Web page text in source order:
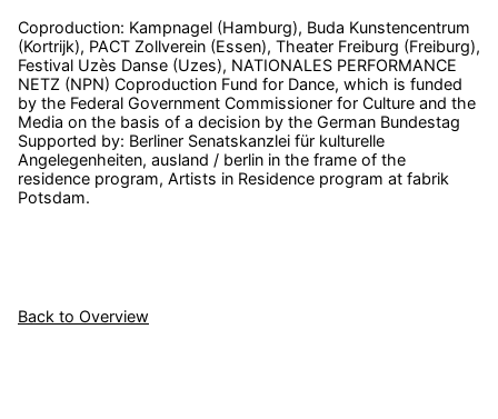
Coproduction: Kampnagel (Hamburg), Buda Kunstencentrum
(Kortrijk), PACT Zollverein (Essen), Theater Freiburg (Freiburg),
Festival Uzès Danse (Uzes), NATIONALES PERFORMANCE
NETZ (NPN) Coproduction Fund for Dance, which is funded
by the Federal Government Commissioner for Culture and the
Media on the basis of a decision by the German Bundestag
Supported by: Berliner Senatskanzlei für kulturelle
Angelegenheiten, ausland / berlin in the frame of the
residence program, Artists in Residence program at fabrik
Potsdam.
Back to Overview